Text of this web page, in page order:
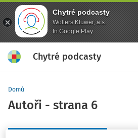
Chytré podcasty
Wolters Kluwer, a.s.
In Google Play
Chytré podcasty
Domů
Autoři - strana 6